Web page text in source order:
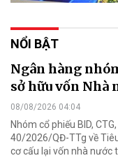
NỔI BẬT
Ngân hàng
sở hữu vốn Nhà
08/08/2026 04:04
Nhóm cổ phiếu BID,
40/2026/QĐ-TTg về
cơ cấu lại vốn nhà nước